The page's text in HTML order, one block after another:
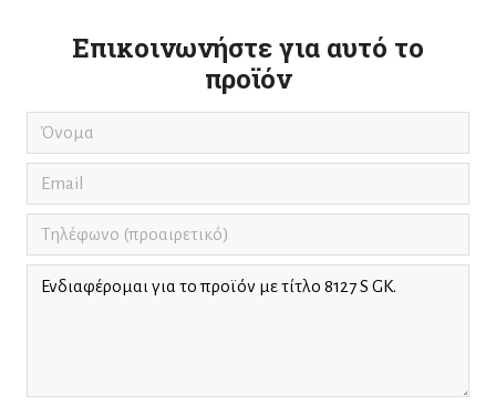
Επικοινωνήστε για αυτό το
προϊόν